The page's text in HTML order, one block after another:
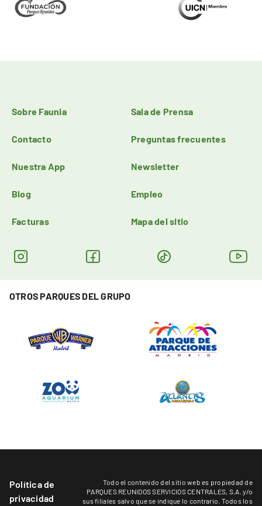
Sobre Faunia Sala de Prensa
Contacto Preguntas frecuentes
Nuestra App Newsletter
Blog Empleo
Facturas Mapa del sitio
OTROS PARQUES DEL GRUPO
Política de
privacidad
Todo el contenido del sitio web es propiedad de
PARQUES REUNIDOS SERVICIOS CENTRALES, S.A. y/o
sus filiales salvo que se indique lo contrario. Todos los